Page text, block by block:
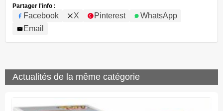
Partager l'info :
Facebook X Pinterest
WhatsApp
Email
Actualités de la même catégorie